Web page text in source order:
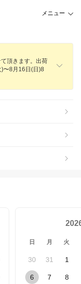
メニュー
頂きます。出荷
〜8月16日(日)8
日 月 火
30 31 1
6 7 8